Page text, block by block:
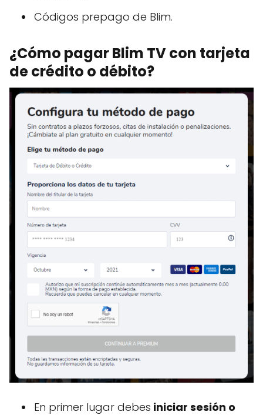
Códigos prepago de Blim.
¿Cómo pagar Blim TV con tarjeta
de crédito o débito?
En primer lugar debes iniciar sesión o